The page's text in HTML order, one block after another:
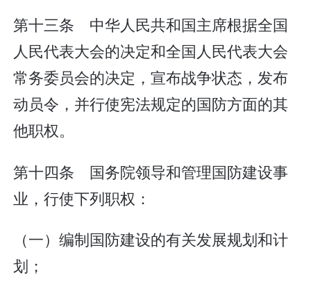
第十三条 中华人民共和国主席根据全国
人民代表大会的决定和全国人民代表大会
常务委员会的决定，宣布战争状态，发布
动员令，并行使宪法规定的国防方面的其
他职权。
第十四条 国务院领导和管理国防建设事
业，行使下列职权：
（一）编制国防建设的有关发展规划和计
划；